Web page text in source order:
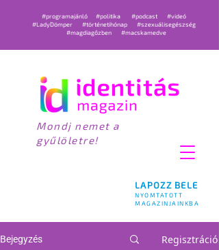
LAPOZZ BELE
NYOMTATOTT
MAGAZINJAINKBA
#programajánló #politika #podcast
#videó
#LadyDömper
#történetihónap
#szexuálisegészség
#magdiagőzben
#macskamedve
Mondj nemet a
gyűlöletre!
Bejegyzés Regisztráció